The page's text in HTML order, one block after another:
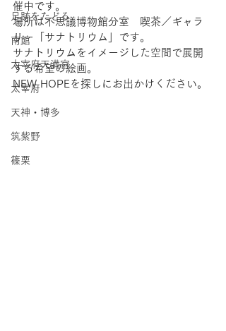
足跡をたどる
南館
太宰府天満宮
太宰府
天神・博多
筑紫野
篠栗
催中です。
場所は不思議博物館分室　喫茶／ギャラ
リー「サナトリウム」です。
サナトリウムをイメージした空間で展開
する希望の絵画。
NEW HOPEを探しにお出かけください。